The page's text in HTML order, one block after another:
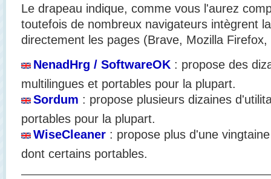
Le drapeau indique, comme vous l'aurez
toutefois de nombreux navigateurs intègrent
directement les pages (Brave, Mozilla
NenadHrg / SoftwareOK : propose des
multilingues et portables pour la plupart.
Sordum : propose plusieurs dizaines
portables pour la plupart.
WiseCleaner : propose plus d'une
dont certains portables.